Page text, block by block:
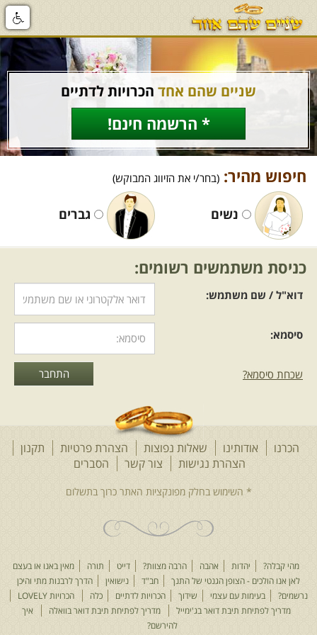
שניים שהם אחד הכרויות לדתיים
* הרשמה חינם!
חיפוש מהיר: (בחר/י את הזיווג המבוקש)
נשים גברים
כניסת משתמשים רשומים:
דוא"ל / שם משתמש:
סיסמא:
שכחת סיסמא?
הכרנו אודותינו שאלות נפוצות הצהרת פרטיות
תקנון
הצהרת נגישות
צור קשר הסברים
מהי קבלה? יהדות אהבה הרבה מצוות? דייט תורה
מאין באנו או בעצם
לאן אנו הולכים - הצופן הגנטי של התנך
חב"ד נישואין
הדרך לרבנות מתי והיכן
נרשמים?
בעימות עם עצמי שידוך הכרויות לדתיים כלה
הכרויות LOVELY
מדריך לפתיחת תיבת דואר בג'ימייל
מדריך לפתיחת תיבת דואר בוואלה
איך
להירשם?